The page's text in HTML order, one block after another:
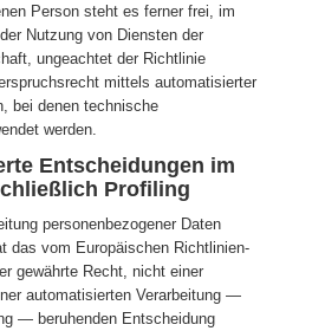
Person steht es ferner frei, im
Nutzung von Diensten der
ungeachtet der Richtlinie
mittels automatisierter
bei denen technische
werden.
Entscheidungen im
Profiling
personenbezogener Daten
das vom Europäischen Richtlinien-
gewährte Recht, nicht einer
automatisierten Verarbeitung —
— beruhenden Entscheidung